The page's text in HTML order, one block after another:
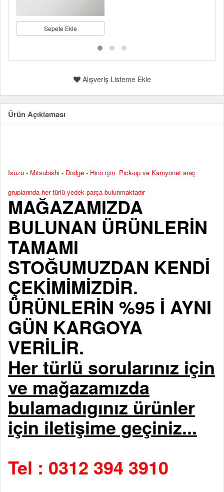
Sepete Ekle
Alışveriş Listeme Ekle
Ürün Açıklaması
Isuzu - Mitsubishi - Dodge - Hino için Pick-up ve Kamyonet araç
gruplarında her türlü yedek parça bulunmaktadır
MAĞAZAMIZDA
BULUNAN ÜRÜNLERİN
TAMAMI
STOĞUMUZDAN KENDİ
ÇEKİMİMİZDİR.
ÜRÜNLERİN %95 İ AYNI
GÜN KARGOYA
VERİLİR.
Her türlü sorularınız için
ve mağazamızda
bulamadıgınız ürünler
için iletişime geçiniz...
Tel : 0312 394 3910